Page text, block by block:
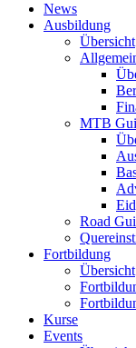
News
Ausbildung
Übersicht
MTB
Road
Fortbildung
Übersicht
Kurse
Events